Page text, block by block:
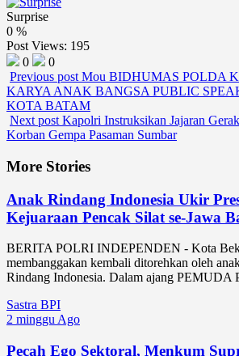
Surprise
0 %
Post Views: 195
0
0
Previous post Mou BIDHUMAS POLDA
KARYA ANAK BANGSA PUBLIC
KOTA BATAM
Next post Kapolri Instruksikan Jajaran
Korban Gempa Pasaman Sumbar
More Stories
Anak Rindang Indonesia Ukir
Kejuaraan Pencak Silat se-Jawa
BERITA POLRI INDEPENDEN - Kota
membanggakan kembali ditorehkan oleh
Rindang Indonesia. Dalam ajang PEMUDA
Sastra BPI
2 minggu Ago
Pecah Ego Sektoral, Menkum